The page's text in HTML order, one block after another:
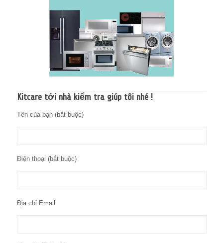
Kitcare tới nhà kiểm tra giúp tôi nhé !
Tên của bạn (bắt buộc)
Điện thoại (bắt buộc)
Địa chỉ Email